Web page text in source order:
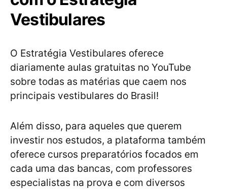
Vestibulares
O Estratégia Vestibulares oferece
diariamente aulas gratuitas no YouTube
sobre todas as matérias que caem nos
principais vestibulares do Brasil!
Além disso, para aqueles que querem
investir nos estudos, a plataforma também
oferece cursos preparatórios focados em
cada uma das bancas, com professores
especialistas na prova e com diversos